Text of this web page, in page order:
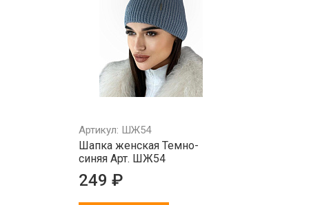
Артикул: ШЖ54
Шапка женская Темно-
синяя Арт. ШЖ54
249 ₽